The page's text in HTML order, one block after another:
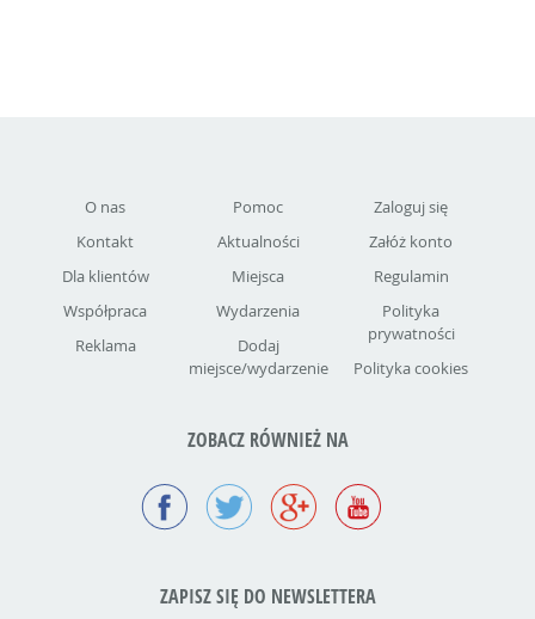
O nas
Kontakt
Dla klientów
Współpraca
Reklama
Pomoc
Aktualności
Miejsca
Wydarzenia
Dodaj
miejsce/wydarzenie
Zaloguj się
Załóż konto
Regulamin
Polityka
prywatności
Polityka cookies
ZOBACZ RÓWNIEŻ NA
ZAPISZ SIĘ DO NEWSLETTERA